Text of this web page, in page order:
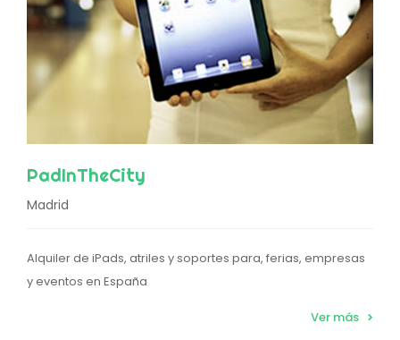
PadInTheCity
Madrid
Alquiler de iPads, atriles y soportes para, ferias, empresas
y eventos en España
Ver más